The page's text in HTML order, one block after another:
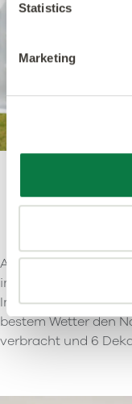
Statistics
Marketing
Auf dem Bild:
Auch unser in Team
im kleinen Kreis auf
Im wunderschönen
bestem Wetter den
verbracht und 6